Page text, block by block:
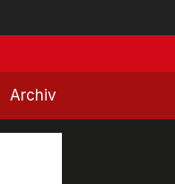
Archiv